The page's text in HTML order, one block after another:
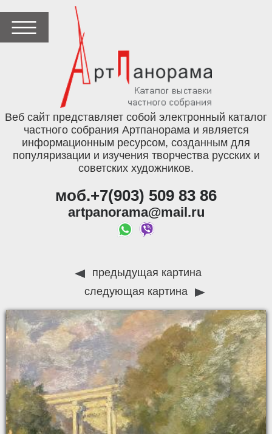
Веб сайт представляет собой электронный каталог
частного собрания Артпанорама и является
информационным ресурсом, созданным для
популяризации и изучения творчества русских и
советских художников.
моб.+7(903) 509 83 86
artpanorama@mail.ru
предыдущая картина
следующая картина